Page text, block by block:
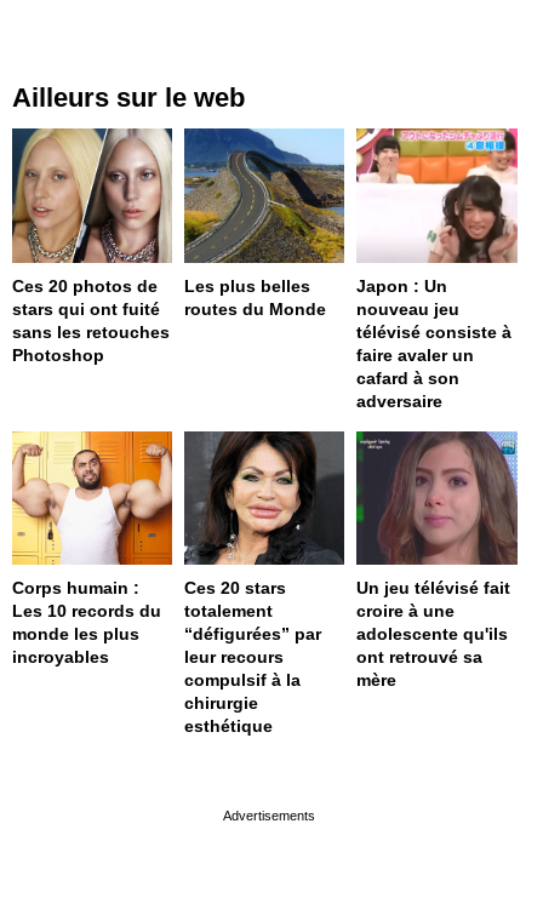
Ailleurs sur le web
Ces 20 photos de
stars qui ont fuité
sans les retouches
Photoshop
Les plus belles
routes du Monde
Japon : Un
nouveau jeu
télévisé consiste à
faire avaler un
cafard à son
adversaire
Corps humain :
Les 10 records du
monde les plus
incroyables
Ces 20 stars
totalement
“défigurées” par
leur recours
compulsif à la
chirurgie
esthétique
Un jeu télévisé fait
croire à une
adolescente qu'ils
ont retrouvé sa
mère